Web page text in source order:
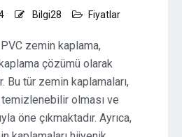
Bilgi28 Fiyatlar
zemin kaplama,
çözümü olarak
Bu tür zemin kaplamaları,
temizlenebilir olması ve
öne çıkmaktadır. Ayrıca,